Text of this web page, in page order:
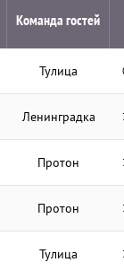
Команда гостей
Тулица
Ленинградка
Протон
Протон
Тулица